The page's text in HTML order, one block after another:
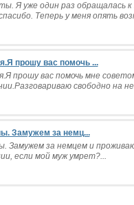
Я уже один раз обращалась
Теперь у меня опять
прошу вас помочь ...
прошу вас помочь мне
свободно на
Замужем за немц...
Замужем за немцем и
если мой муж умрет?...